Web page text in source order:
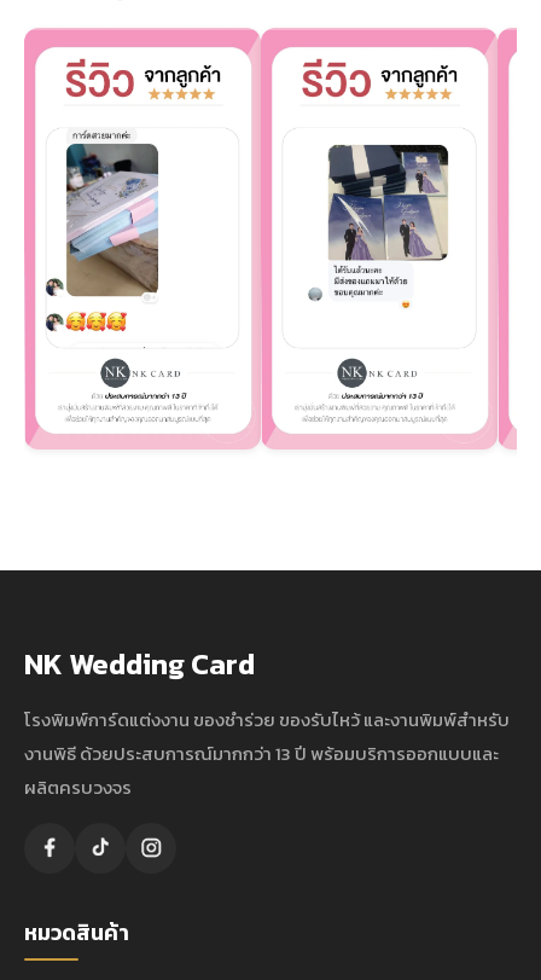
NK Wedding Card
โรงพิมพ์การ์ดแต่งงาน ของชำร่วย ของรับไหว้ และงานพิมพ์สำหรับ
งานพิธี ด้วยประสบการณ์มากกว่า 13 ปี พร้อมบริการออกแบบและ
ผลิตครบวงจร
หมวดสินค้า